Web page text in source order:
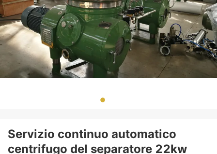
Servizio continuo automatico
centrifugo del separatore 22kw